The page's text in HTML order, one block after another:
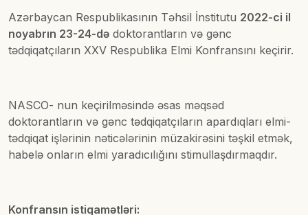
Azərbaycan Respublikasının Təhsil İnstitutu 2022-ci il
noyabrın 23-24-də doktorantların və gənc
tədqiqatçıların XXV Respublika Elmi Konfransını keçirir.
NASCO- nun keçirilməsində əsas məqsəd
doktorantların və gənc tədqiqatçıların apardıqları elmi-
tədqiqat işlərinin nəticələrinin müzakirəsini təşkil etmək,
habelə onların elmi yaradıcılığını stimullaşdırmaqdır.
Konfransın istiqamətləri: